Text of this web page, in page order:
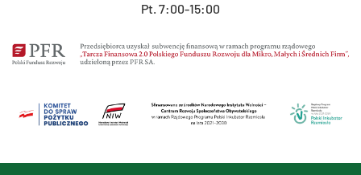
Pt. 7:00-15:00